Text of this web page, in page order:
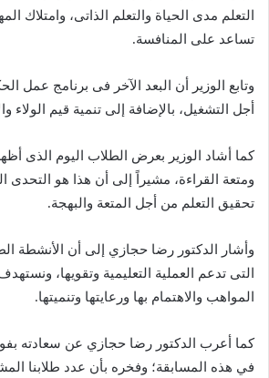
التعلم مدى الحياة والتعلم الذاتى، وامتلاك
تساعد على المنافسة.
وتابع الوزير أن البعد الآخر فى برنامج عمل
أجل التشغيل، بالإضافة إلى تنمية قيم الولاء
كما أشاد الوزير بعرض الطلاب اليوم الذى
ومتعة القراءة، مشيراً إلى أن هذا هو التحدى
تحقيق التعلم من أجل المتعة والبهجة.
وأشار الدكتور رضا حجازي إلى أن الأنشطة
التى تدعم العملية التعليمية وتقويها،
المواهب والاهتمام بها ورعايتها وتنميتها.
كما أعرب الدكتور رضا حجازي عن سعادته
في هذه المسابقة؛ وفخره بأن عدد طلابنا